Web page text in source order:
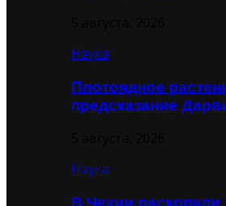
Наука
Плотоядное
предсказание
Наука